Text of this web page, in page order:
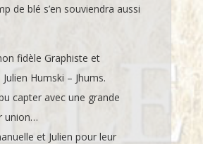
de blé s’en souviendra aussi
fidèle Graphiste et
Humski – Jhums.
capter avec une grande
union…
et Julien pour leur